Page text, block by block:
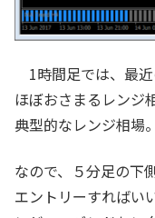
1時間足では、最
ほぼおさまるレンジ
典型的なレンジ相場。
なので、５分足の下
エントリーすればい